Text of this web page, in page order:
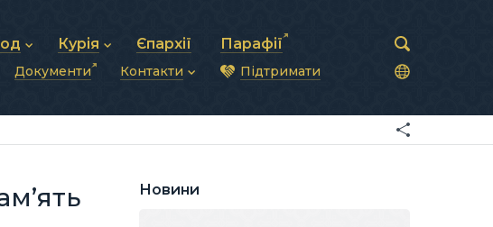
Єпископів
Синоди
Курія
Душпастирська рада
Зв’язки та комунікації
Єпархії Парафії
Документи Контакти
Синоди Єпископів
Патріарша курія
Підтримати
Новини